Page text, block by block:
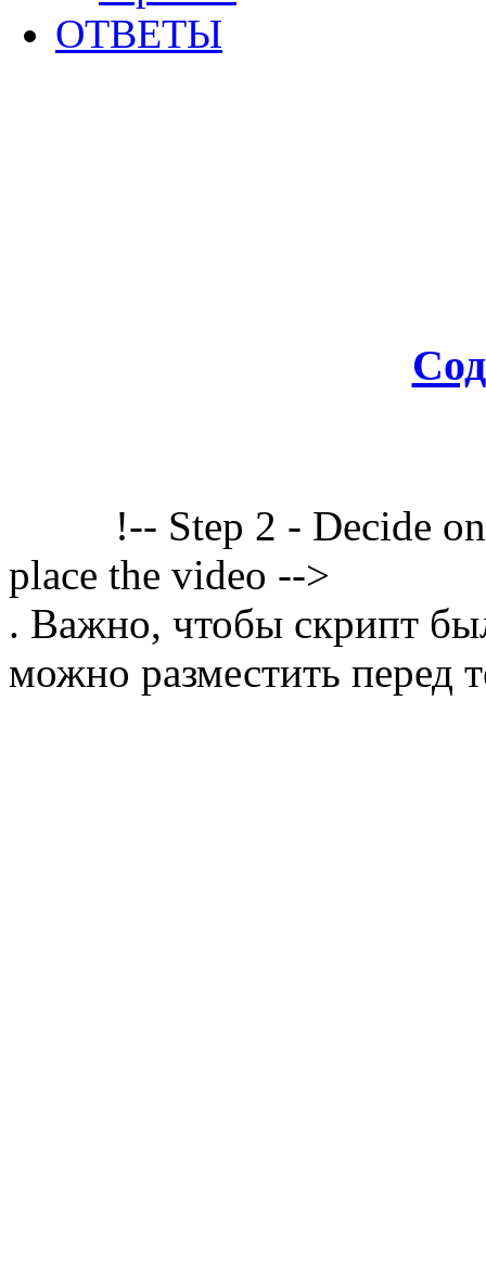
ОТВЕТЫ
!-- Step 2 - Decide
place the video -->
. Важно, чтобы скрипт
можно разместить перед